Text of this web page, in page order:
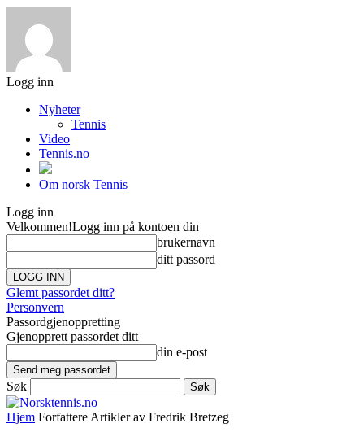
Logg inn
Nyheter
Tennis
Video
Tennis.no
Om norsk Tennis
Logg inn
Velkommen!Logg inn på kontoen din
brukernavn
ditt passord
Glemt passordet ditt?
Personvern
Passordgjenoppretting
Gjenopprett passordet ditt
din e-post
Søk
Hjem Forfattere Artikler av Fredrik Bretzeg